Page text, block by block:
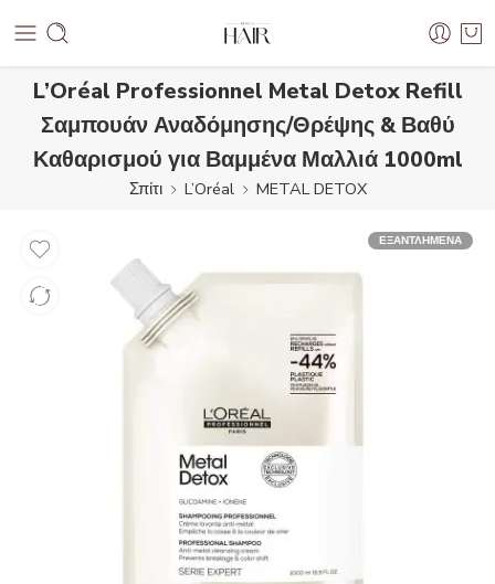
L’Oréal Professionnel Metal Detox Refill
Σαμπουάν Αναδόμησης/Θρέψης & Βαθύ
Καθαρισμού για Βαμμένα Μαλλιά 1000ml
Σπίτι L’Oréal METAL DETOX
ΕΞΑΝΤΛΗΜΈΝΑ